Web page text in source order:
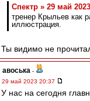
Спектр » 29 май
тренер Крыльев как
иллюстрация.
Ты видимо не
авоська -
29 май 2023 20:37
У нас на сегодня